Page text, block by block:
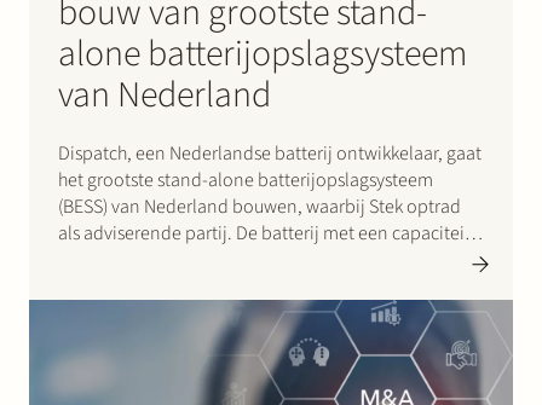
bouw van grootste stand-
alone batterijopslagsysteem
van Nederland
Dispatch, een Nederlandse batterij ontwikkelaar, gaat
het grootste stand-alone batterijopslagsysteem
(BESS) van Nederland bouwen, waarbij Stek optrad
als adviserende partij. De batterij met een capaciteit
terrein van 6000 m². De BESS…